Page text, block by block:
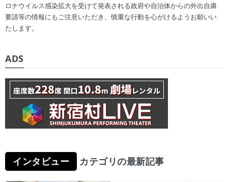
ロナウイルス感染拡大を受けて発表される政府や自治体からの外出自粛
要請等の情報にもご注意いただき、慎重な行動を心がけるようお願いい
たします。
ADS
インタビュー カテゴリの最新記事